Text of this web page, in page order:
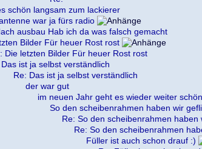
schön langsam zum lackierer
war ja fürs radio
ausbau Hab ich da was falsch gemacht
Bilder Für heuer Rost rost
Die letzten Bilder Für heuer Rost rost
Das ist ja selbst verständlich
Re: Das ist ja selbst verständlich
der war gut
im neuen Jahr geht es wieder weiter
So den scheibenrahmen haben wir
Re: So den scheibenrahmen haben
Re: So den scheibenrahmen
Füller ist auch schon drauf :)